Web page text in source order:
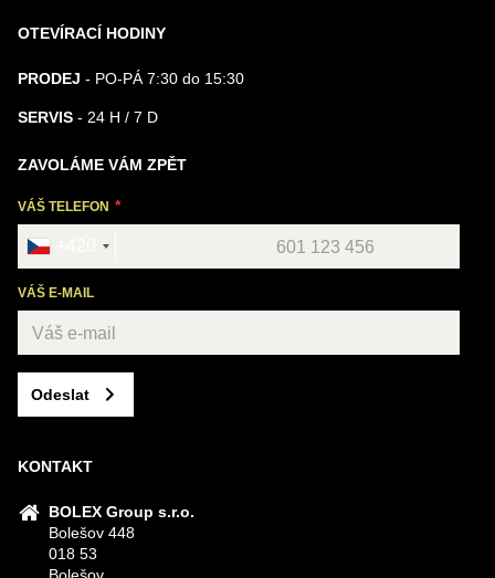
OTEVÍRACÍ HODINY
PRODEJ - PO-PÁ 7:30 do 15:30
SERVIS - 24 H / 7 D
ZAVOLÁME VÁM ZPĚT
VÁŠ TELEFON
VÁŠ E-MAIL
Odeslat
KONTAKT
BOLEX Group s.r.o.
Bolešov 448
018 53